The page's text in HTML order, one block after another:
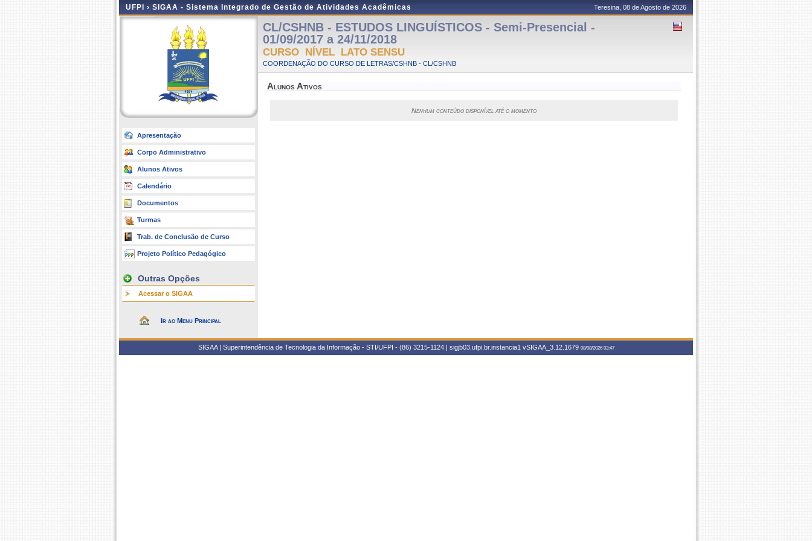
UFPI › SIGAA - Sistema Integrado de Gestão de Atividades Acadêmicas Teresina, 08 de Agosto de 2026
Apresentação
Corpo Administrativo
Alunos Ativos
Calendário
Documentos
Turmas
Trab. de Conclusão de Curso
Projeto Político Pedagógico
Outras Opções
Acessar o SIGAA
Ir ao Menu Principal
CL/CSHNB - ESTUDOS LINGUÍSTICOS - Semi-Presencial -
01/09/2017 a 24/11/2018
CURSO NÍVEL LATO SENSU
COORDENAÇÃO DO CURSO DE LETRAS/CSHNB - CL/CSHNB
Alunos Ativos
Nenhum conteúdo disponível até o momento
SIGAA | Superintendência de Tecnologia da Informação - STI/UFPI - (86) 3215-1124 | sigjb03.ufpi.br.instancia1 vSIGAA_3.12.1679 08/08/2026 03:47